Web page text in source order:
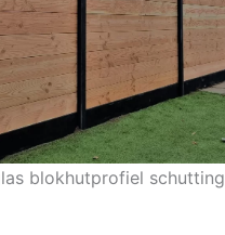
blokhutprofiel schutting